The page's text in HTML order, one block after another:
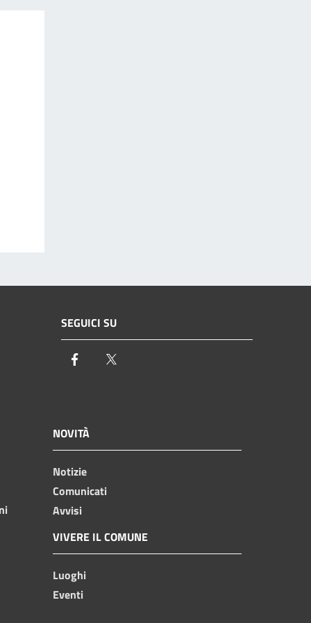
SEGUICI SU
Facebook
NOVITÀ
Notizie
Comunicati
Avvisi
VIVERE IL COMUNE
Luoghi
Eventi